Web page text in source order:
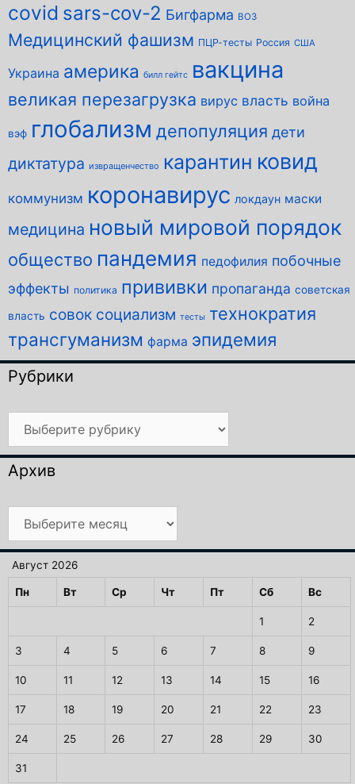
covid sars-cov-2 Бигфарма ВОЗ
Медицинский фашизм ПЦР-тесты Россия США
Украина америка билл гейтс вакцина
великая перезагрузка вирус власть война
вэф глобализм депопуляция дети
диктатура извращенчество карантин ковид
коммунизм коронавирус локдаун маски
медицина новый мировой порядок
общество пандемия педофилия побочные
эффекты политика прививки пропаганда советская
власть совок социализм тесты технократия
трансгуманизм фарма эпидемия
Рубрики
Рубрики
Архив
Архив
Август 2026
Пн Вт Ср Чт Пт Сб Вс
1 2
3 4 5 6 7 8 9
10 11 12 13 14 15 16
17 18 19 20 21 22 23
24 25 26 27 28 29 30
31